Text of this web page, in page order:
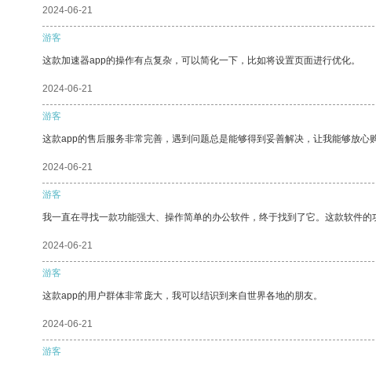
2024-06-21
游客
这款加速器app的操作有点复杂，可以简化一下，比如将设置页面进行优化。
2024-06-21
游客
这款app的售后服务非常完善，遇到问题总是能够得到妥善解决，让我能够放心购
2024-06-21
游客
我一直在寻找一款功能强大、操作简单的办公软件，终于找到了它。这款软件
2024-06-21
游客
这款app的用户群体非常庞大，我可以结识到来自世界各地的朋友。
2024-06-21
游客